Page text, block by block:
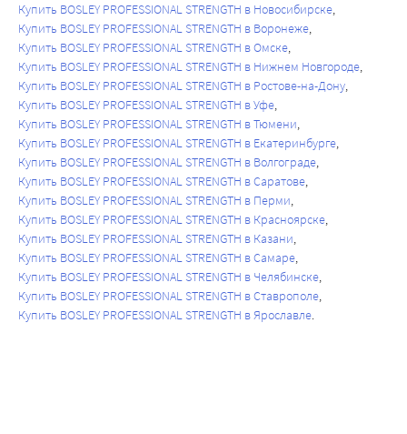
Купить BOSLEY PROFESSIONAL STRENGTH в Новосибирске
Купить BOSLEY PROFESSIONAL STRENGTH в Воронеже
Купить BOSLEY PROFESSIONAL STRENGTH в Омске
Купить BOSLEY PROFESSIONAL STRENGTH в Нижнем Новгороде
Купить BOSLEY PROFESSIONAL STRENGTH в Ростове-на-Дону
Купить BOSLEY PROFESSIONAL STRENGTH в Уфе
Купить BOSLEY PROFESSIONAL STRENGTH в Тюмени
Купить BOSLEY PROFESSIONAL STRENGTH в Екатеринбурге
Купить BOSLEY PROFESSIONAL STRENGTH в Волгограде
Купить BOSLEY PROFESSIONAL STRENGTH в Саратове
Купить BOSLEY PROFESSIONAL STRENGTH в Перми
Купить BOSLEY PROFESSIONAL STRENGTH в Красноярске
Купить BOSLEY PROFESSIONAL STRENGTH в Казани
Купить BOSLEY PROFESSIONAL STRENGTH в Самаре
Купить BOSLEY PROFESSIONAL STRENGTH в Челябинске
Купить BOSLEY PROFESSIONAL STRENGTH в Ставрополе
Купить BOSLEY PROFESSIONAL STRENGTH в Ярославле